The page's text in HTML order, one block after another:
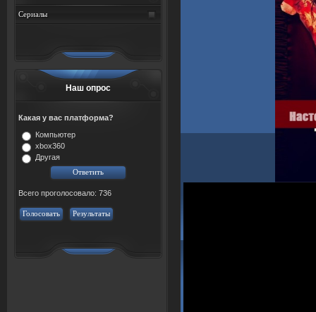
Сериалы
Наш опрос
Какая у вас платформа?
Компьютер
xbox360
Другая
Всего проголосовало: 736
Голосовать Результаты